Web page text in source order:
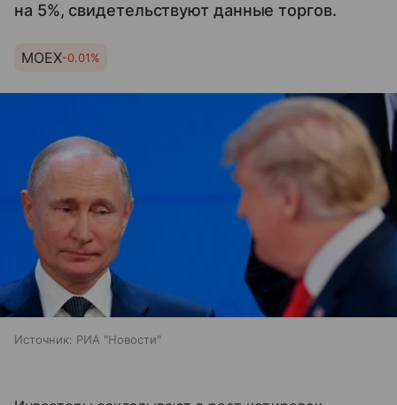
на 5%, свидетельствуют данные торгов.
MOEX-0.01%
Источник: РИА "Новости"